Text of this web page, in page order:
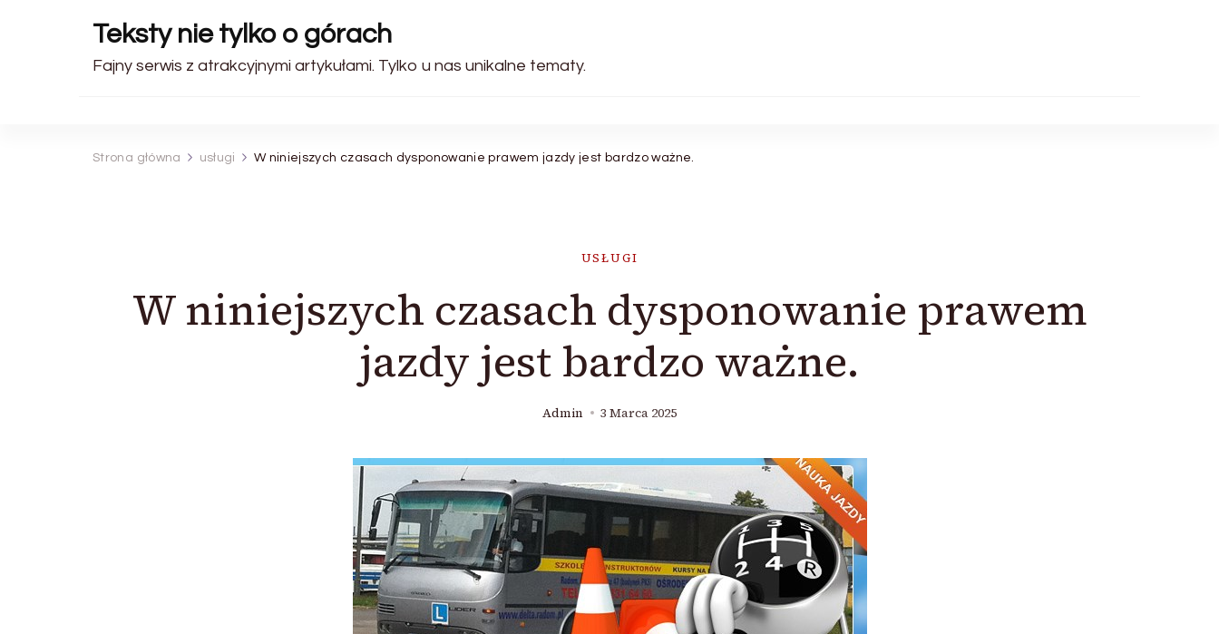
Teksty nie tylko o górach
Fajny serwis z atrakcyjnymi artykułami. Tylko u nas unikalne tematy.
Strona główna usługi W niniejszych czasach dysponowanie prawem jazdy jest bardzo ważne.
USŁUGI
W niniejszych czasach dysponowanie prawem
jazdy jest bardzo ważne.
Admin 3 Marca 2025